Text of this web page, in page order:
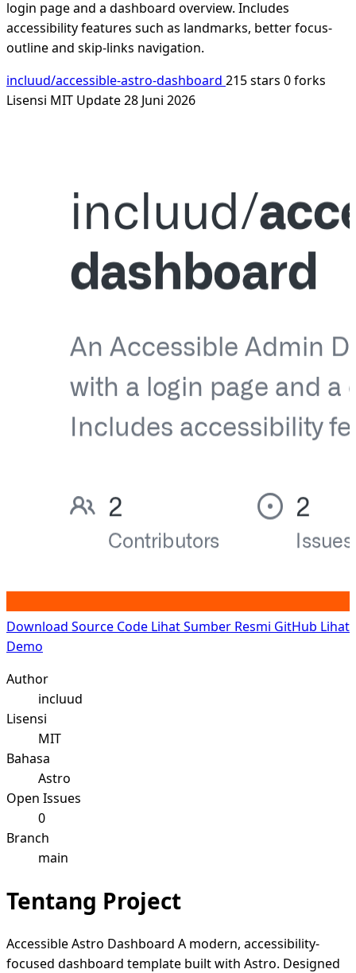
login page and a dashboard overview. Includes
accessibility features such as landmarks, better focus-
outline and skip-links navigation.
incluud/accessible-astro-dashboard 215 stars 0 forks
Lisensi MIT Update 28 Juni 2026
Download Source Code Lihat Sumber Resmi GitHub Lihat
Demo
Author
incluud
Lisensi
MIT
Bahasa
Astro
Open Issues
0
Branch
main
Tentang Project
Accessible Astro Dashboard A modern, accessibility-
focused dashboard template built with Astro. Designed